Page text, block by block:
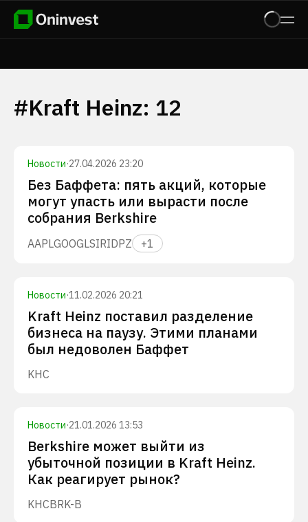
#Kraft Heinz: 12
Новости·27.04.2026 23:20
Без Баффета: пять акций, которые
могут упасть или вырасти после
собрания Berkshire
AAPLGOOGLSIRIDPZ +1
Новости·11.02.2026 20:21
Kraft Heinz поставил разделение
бизнеса на паузу. Этими планами
был недоволен Баффет
KHC
Новости·21.01.2026 13:53
Berkshire может выйти из
убыточной позиции в Kraft Heinz.
Как реагирует рынок?
KHCBRK-B